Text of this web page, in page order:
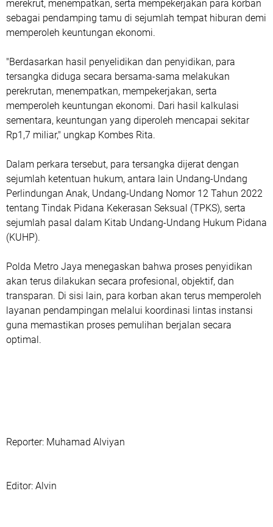
merekrut, menempatkan, serta mempekerjakan para korban
sebagai pendamping tamu di sejumlah tempat hiburan demi
memperoleh keuntungan ekonomi.
"Berdasarkan hasil penyelidikan dan penyidikan, para
tersangka diduga secara bersama-sama melakukan
perekrutan, menempatkan, mempekerjakan, serta
memperoleh keuntungan ekonomi. Dari hasil kalkulasi
sementara, keuntungan yang diperoleh mencapai sekitar
Rp1,7 miliar," ungkap Kombes Rita.
Dalam perkara tersebut, para tersangka dijerat dengan
sejumlah ketentuan hukum, antara lain Undang-Undang
Perlindungan Anak, Undang-Undang Nomor 12 Tahun 2022
tentang Tindak Pidana Kekerasan Seksual (TPKS), serta
sejumlah pasal dalam Kitab Undang-Undang Hukum Pidana
(KUHP).
Polda Metro Jaya menegaskan bahwa proses penyidikan
akan terus dilakukan secara profesional, objektif, dan
transparan. Di sisi lain, para korban akan terus memperoleh
layanan pendampingan melalui koordinasi lintas instansi
guna memastikan proses pemulihan berjalan secara
optimal.
‎Reporter: Muhamad Alviyan
‎Editor: Alvin